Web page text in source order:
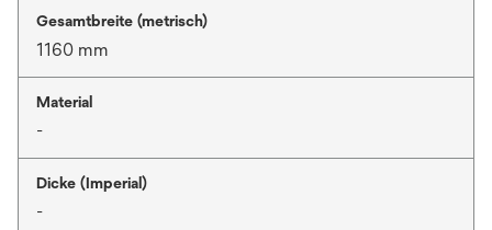
Gesamtbreite (metrisch)
1160 mm
Material
-
Dicke (Imperial)
-